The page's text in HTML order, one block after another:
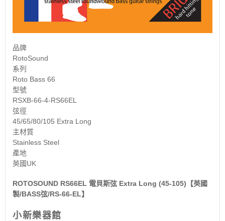
品牌
RotoSound
系列
Roto Bass 66
型號
RSXB-66-4-RS66EL
弦徑
45/65/80/105 Extra Long
主材質
Stainless Steel
產地
英國UK
ROTOSOUND RS66EL 電貝斯弦 Extra Long (45-105)【英國
製/BASS弦/RS-66-EL】
小新樂器館